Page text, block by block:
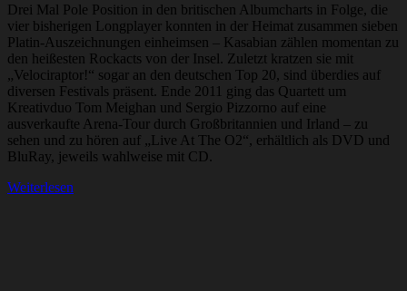
Drei Mal Pole Position in den britischen Albumcharts in Folge, die
vier bisherigen Longplayer konnten in der Heimat zusammen sieben
Platin-Auszeichnungen einheimsen – Kasabian zählen momentan zu
den heißesten Rockacts von der Insel. Zuletzt kratzen sie mit
„Velociraptor!“ sogar an den deutschen Top 20, sind überdies auf
diversen Festivals präsent. Ende 2011 ging das Quartett um
Kreativduo Tom Meighan und Sergio Pizzorno auf eine
ausverkaufte Arena-Tour durch Großbritannien und Irland – zu
sehen und zu hören auf „Live At The O2“, erhältlich als DVD und
BluRay, jeweils wahlweise mit CD.
Weiterlesen